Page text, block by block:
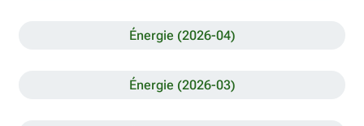
Énergie (2026-04)
Énergie (2026-03)